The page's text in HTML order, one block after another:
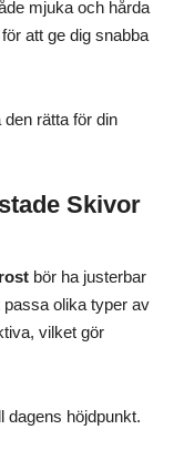
mjuka och hårda
att ge dig snabba
den rätta för din
Skivor
bör ha justerbar
olika typer av
vilket gör
dagens höjdpunkt.